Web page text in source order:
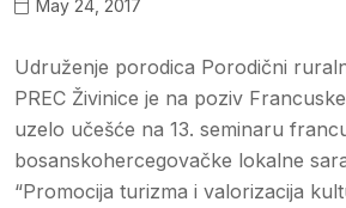
May 24, 2017
Udruženje porodica Porodični
PREC Živinice je na poziv
uzelo učešće na 13. seminaru
bosanskohercegovačke lokalne
“Promocija turizma i valorizacija